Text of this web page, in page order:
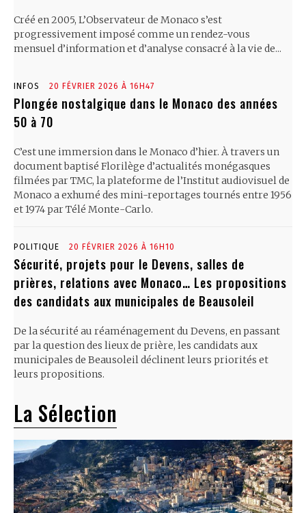
Créé en 2005, L’Observateur de Monaco s’est
progressivement imposé comme un rendez-vous
mensuel d’information et d’analyse consacré à la vie de...
INFOS 20 FÉVRIER 2026 À 16H47
Plongée nostalgique dans le Monaco des années
50 à 70
C’est une immersion dans le Monaco d’hier. À travers un
document baptisé Florilège d’actualités monégasques
filmées par TMC, la plateforme de l’Institut audiovisuel de
Monaco a exhumé des mini-reportages tournés entre 1956
et 1974 par Télé Monte-Carlo.
POLITIQUE 20 FÉVRIER 2026 À 16H10
Sécurité, projets pour le Devens, salles de
prières, relations avec Monaco… Les propositions
des candidats aux municipales de Beausoleil
De la sécurité au réaménagement du Devens, en passant
par la question des lieux de prière, les candidats aux
municipales de Beausoleil déclinent leurs priorités et
leurs propositions.
La Sélection